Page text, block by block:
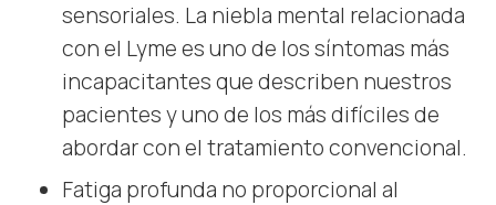
sensoriales. La niebla mental relacionada
con el Lyme es uno de los síntomas más
incapacitantes que describen nuestros
pacientes y uno de los más difíciles de
abordar con el tratamiento convencional.
Fatiga profunda no proporcional al